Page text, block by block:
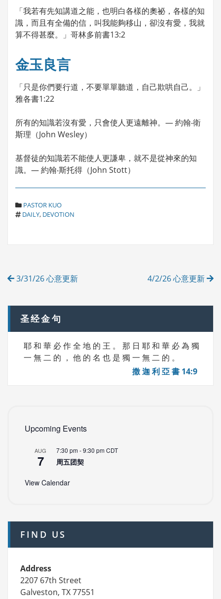
「我若有先知講道之能，也明白各樣的奧祕，各樣的知
識，而且有全備的信，叫我能夠移山，卻沒有愛，我就
算不得甚麼。」哥林多前書13:2
金玉良言
「只是你們要行道，不要單單聽道，自己欺哄自己。」
雅各書1:22
所有的知識若沒有愛，只會使人更遠離神。— 約翰‧衛
斯理（John Wesley）
基督徒的知識若不能使人更謙卑，就不是從神來的知
識。— 約翰‧斯托得（John Stott）
C
A
E
PASTOR KUO
T
DAILY, DEVOTION
Post
3/31/26 心意更新 4/2/26 心意更新
圣经金句
耶 和 華 必 作 全 地 的 王 。 那 日 耶 和 華 必 為 獨
一 無 二 的 ， 他 的 名 也 是 獨 一 無 二 的 。
撒 迦 利 亞 書 14:9
Upcoming Events
AUG
7
7:30 pm-9:30 pmCDT
周五团契
View Calendar
FIND US
Address
2207 67th Street
Galveston, TX 77551